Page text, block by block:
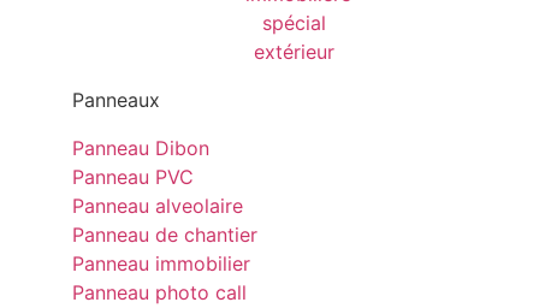
Panneaux
Panneau Dibon
Panneau PVC
Panneau alveolaire
Panneau de chantier
Panneau immobilier
Panneau photo call